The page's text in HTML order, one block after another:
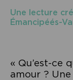
Une lecture
Émancipéés-
« Qu’est-ce
amour ?